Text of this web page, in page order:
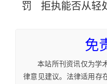
罚
拒执能否从轻
免
本站所刊资讯仅为学
律意见建议。法律适用存